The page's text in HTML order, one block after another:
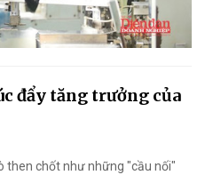
đẩy tăng trưởng của
then chốt như những "cầu nối"